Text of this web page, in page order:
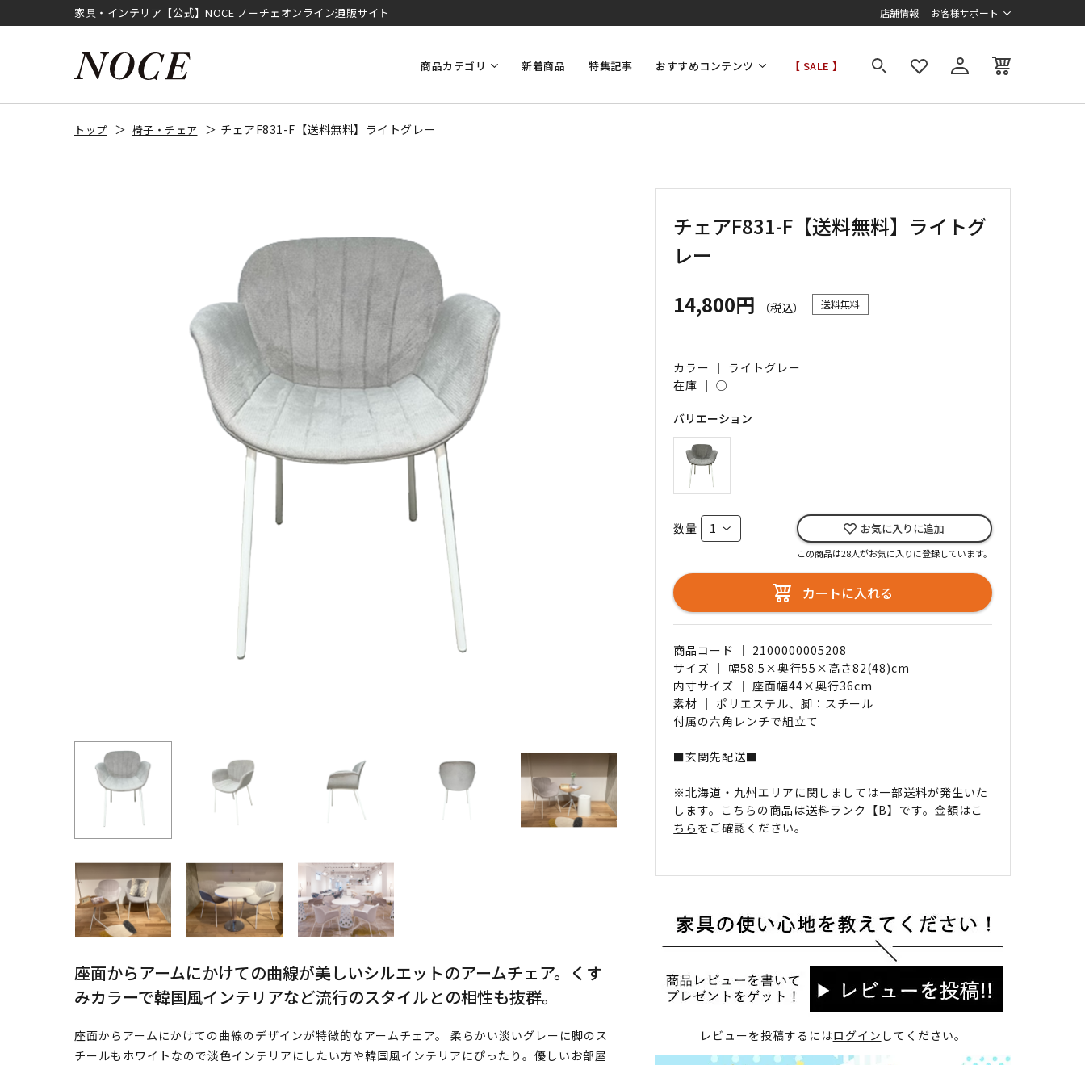
家具・インテリア【公式】NOCE ノーチェオンライン通販サイト 店舗情報 お客様サポート
商品カテゴリ 新着商品 特集記事 おすすめコンテンツ 【 SALE 】
トップ 椅子・チェア チェアF831-F【送料無料】ライトグレー
座面からアームにかけての曲線が美しいシルエットのアームチェア。くす
みカラーで韓国風インテリアなど流行のスタイルとの相性も抜群。
座面からアームにかけての曲線のデザインが特徴的なアームチェア。 柔らかい淡いグレーに脚のス
チールもホワイトなので淡色インテリアにしたい方や韓国風インテリアにぴったり。優しいお部屋
チェアF831-F【送料無料】ライトグ
レー
14,800円
（税込） 送料無料
カラー ｜ ライトグレー
在庫 ｜○
バリエーション
数量 お気に入りに追加
この商品は28人がお気に入りに登録しています。
カートに入れる
商品コード ｜ 2100000005208
サイズ ｜ 幅58.5×奥行55×高さ82(48)cm
内寸サイズ ｜ 座面幅44×奥行36cm
素材 ｜ ポリエステル、脚：スチール
付属の六角レンチで組立て
■玄関先配送■
※北海道・九州エリアに関しましては一部送料が発生いた
します。こちらの商品は送料ランク【B】です。金額はこ
ちら をご確認ください。
レビューを投稿するにはログイン してください。